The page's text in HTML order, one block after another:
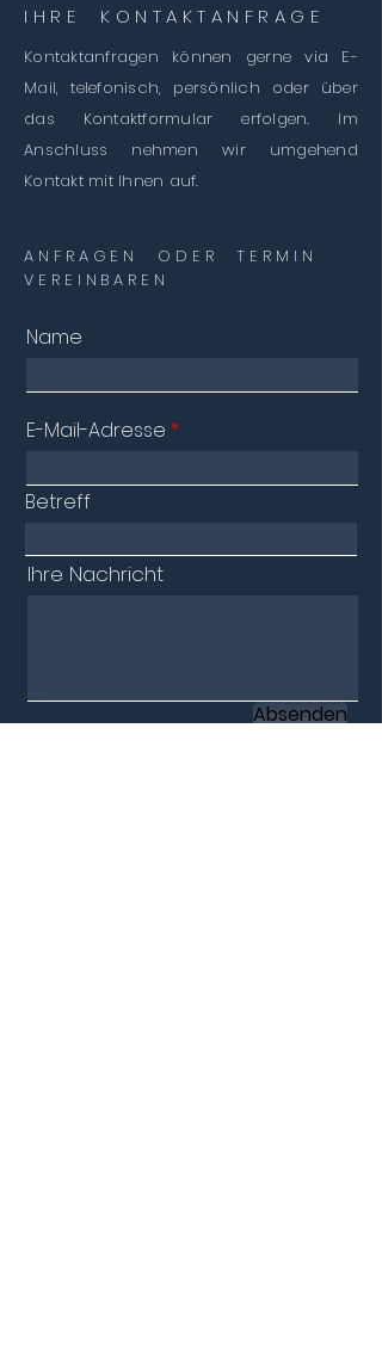
IHRE KONTAKTANFRAGE
Kontaktanfragen können gerne via E-
Mail, telefonisch, persönlich oder über
das Kontaktformular erfolgen. Im
Anschluss nehmen wir umgehend
Kontakt mit Ihnen auf.
ANFRAGEN ODER TERMIN
VEREINBAREN
Name
E-Mail-Adresse
Betreff
Ihre Nachricht
Absenden